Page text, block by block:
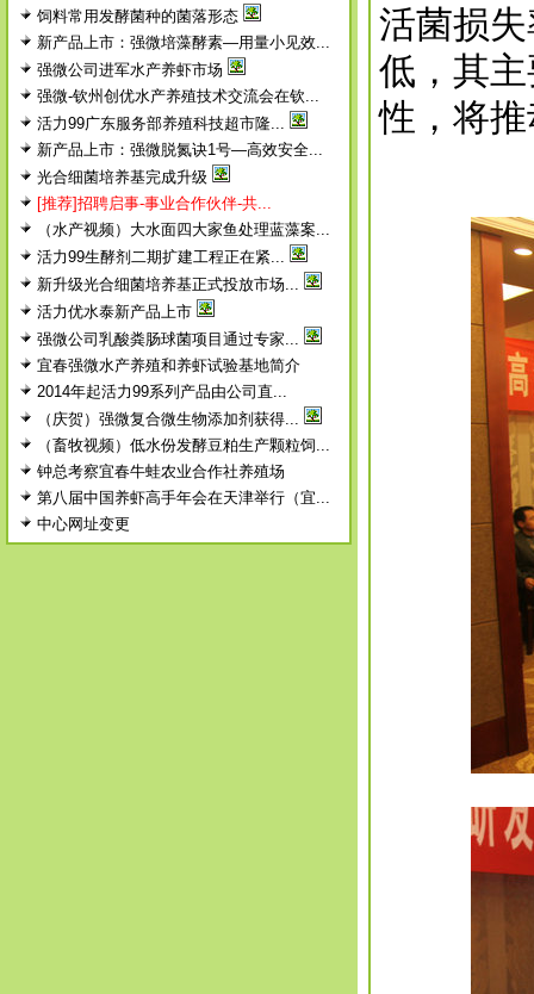
饲料常用发酵菌种的菌落形态
新产品上市：强微培藻酵素—用量小见效...
强微公司进军水产养虾市场
强微-钦州创优水产养殖技术交流会在钦...
活力99广东服务部养殖科技超市隆...
新产品上市：强微脱氮诀1号—高效安全...
光合细菌培养基完成升级
[推荐]招聘启事-事业合作伙伴-共...
（水产视频）大水面四大家鱼处理蓝藻案...
活力99生酵剂二期扩建工程正在紧...
新升级光合细菌培养基正式投放市场...
活力优水泰新产品上市
强微公司乳酸粪肠球菌项目通过专家...
宜春强微水产养殖和养虾试验基地简介
2014年起活力99系列产品由公司直...
（庆贺）强微复合微生物添加剂获得...
（畜牧视频）低水份发酵豆粕生产颗粒饲...
钟总考察宜春牛蛙农业合作社养殖场
第八届中国养虾高手年会在天津举行（宜...
中心网址变更
活菌损
低，其
性，将